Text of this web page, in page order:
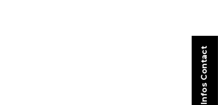
Infos Contact